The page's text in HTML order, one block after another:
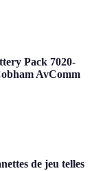
Pack 7020-
AvComm
de jeu telles